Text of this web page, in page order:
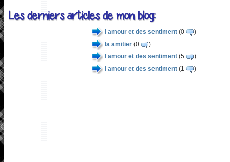
Les derniers articles de mon blog:
l amour et des sentiment (0
)
la amitier (0
)
l amour et des sentiment (5
)
l amour et des sentiment (1 )